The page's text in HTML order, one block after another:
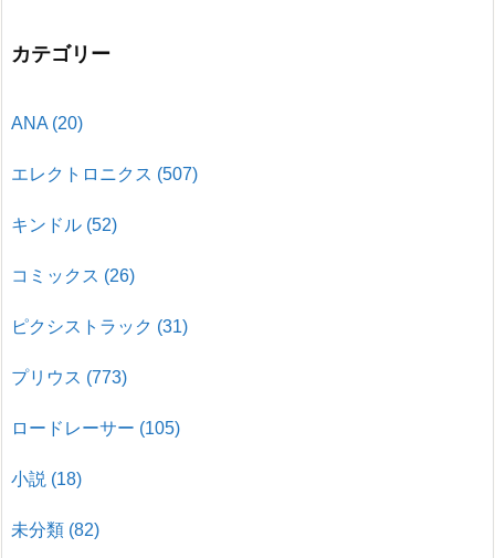
カテゴリー
ANA (20)
エレクトロニクス (507)
キンドル (52)
コミックス (26)
ピクシストラック (31)
プリウス (773)
ロードレーサー (105)
小説 (18)
未分類 (82)